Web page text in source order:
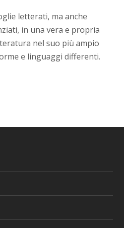
letterati, ma anche
in una vera e propria
nel suo più ampio
e linguaggi differenti.